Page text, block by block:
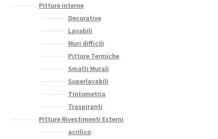
Pitture interne
Decorative
Lavabili
Muri difficili
Pitture Termiche
Smalti Murali
Superlavabili
Tintometria
Traspiranti
Pitture Rivestimenti Esterni
acrilico